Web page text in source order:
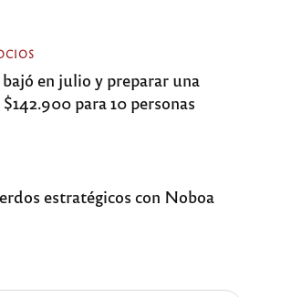
en julio y preparar una
para 10 personas
estratégicos con Noboa